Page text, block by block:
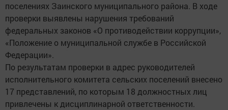
поселениях Заинского муниципального района. В ходе
проверки выявлены нарушения требований
федеральных законов «О противодействии коррупции»,
«Положение о муниципальной службе в Российской
Федерации».
По результатам проверки в адрес руководителей
исполнительного комитета сельских поселений внесено
17 представлений, по которым 18 должностных лиц
привлечены к дисциплинарной ответственности.